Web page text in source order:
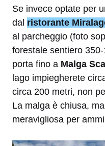
Se invece optate per
dal ristorante
al parcheggio (foto
forestale sentiero
porta fino a Malga
lago impiegherete
circa 200 metri, non
La malga è chiusa,
meravigliosa per